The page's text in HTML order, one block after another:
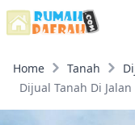
Home Tanah
Dijual Tanah Di